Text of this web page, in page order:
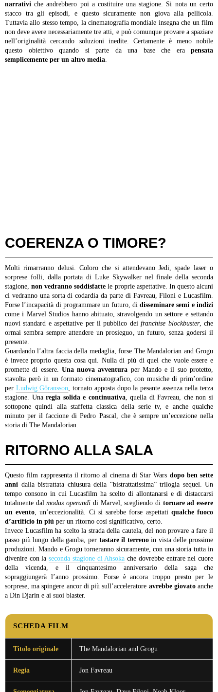
narrativi che andrebbero poi a costituire una stagione. Si nota un certo
stacco tra gli episodi, e questo sicuramente non giova alla pellicola.
Tuttavia allo stesso tempo, la cinematografia mondiale insegna che un film
non deve avere necessariamente tre atti, e può comunque provare a spaziare
nell’originalità cercando soluzioni inedite. Certamente è meno nobile
questo obiettivo quando si parte da una base che era pensata
semplicemente per un altro media.
COERENZA O TIMORE?
Molti rimarranno delusi. Coloro che si attendevano Jedi, spade laser o
sorprese folli, dalla portata di Luke Skywalker nel finale della seconda
stagione,non vedranno soddisfatte le proprie aspettative. In questo alcuni
ci vedranno una sorta di codardia da parte di Favreau, Filoni e Lucasfilm.
Forse l’incapacità di programmare un futuro, didisseminare semi e indizi
come i Marvel Studios hanno abituato, stravolgendo un settore e settando
nuovi standard e aspettative per il pubblico deifranchise blockbuster, che
ormai sembra sempre attendere un prosieguo, un futuro, senza godersi il
presente.
Guardando l’altra faccia della medaglia, forse The Mandalorian and Grogu
è invece proprio questa cosa qui. Nulla di più di quel che vuole essere e
promette di essere. Una nuova avventura per Mando e il suo protetto,
stavolta però in un formato cinematografico, con musiche di prim’ordine
per Ludwig Göransson, tornato apposta dopo la pesante assenza nella terza
stagione. Unaregia solida e continuativa, quella di Favreau, che non si
sottopone quindi alla staffetta classica della serie tv, e anche qualche
minuto per il faccione di Pedro Pascal, che è sempre un’eccezione nella
storia di The Mandalorian.
RITORNO ALLA SALA
Questo film rappresenta il ritorno al cinema di Star Wars dopo ben sette
anni dalla bistrattata chiusura della “bistrattatissima” trilogia sequel. Un
tempo consono in cui Lucasfilm ha scelto di allontanarsi e di distaccarsi
totalmente dalmodus operandi di Marvel, scegliendo di tornare ad essere
un evento, un’eccezionalità. Ci si sarebbe forse aspettati qualche fuoco
d’artificio in più per un ritorno così significativo, certo.
Invece Lucasfilm ha scelto la strada della cautela, del non provare a fare il
passo più lungo della gamba, per tastare il terrenoin vista delle prossime
produzioni. Mando e Grogu torneranno sicuramente, con una storia tutta in
divenire con laseconda stagione di Ahsoka che dovrebbe entrare nel cuore
della vicenda, e il cinquantesimo anniversario della saga che
sopraggiungerà l’anno prossimo. Forse è ancora troppo presto per le
sorprese, ma spingere ancor di più sull’acceleratore avrebbe giovatoanche
a Din Djarin e ai suoi blaster.
SCHEDA FILM
Titolo originale The Mandalorian and Grogu
Regia Jon Favreau